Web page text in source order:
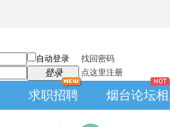
自动登录
找回密码
登录 点这里注册
求职招聘 烟台论坛